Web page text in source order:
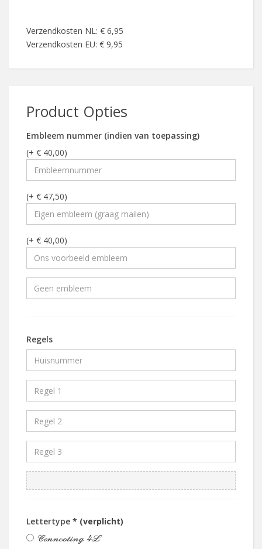
Verzendkosten NL: € 6,95
Verzendkosten EU: € 9,95
Product Opties
Embleem nummer (indien van toepassing)
(+ € 40,00)
(+ € 47,50)
(+ € 40,00)
Regels
Lettertype * (verplicht)
Connecting 4L